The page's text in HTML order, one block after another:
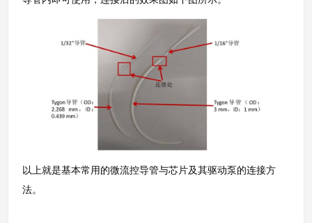
以上就是基本常用的微流控导管与芯片及其驱动泵的连接方
法。